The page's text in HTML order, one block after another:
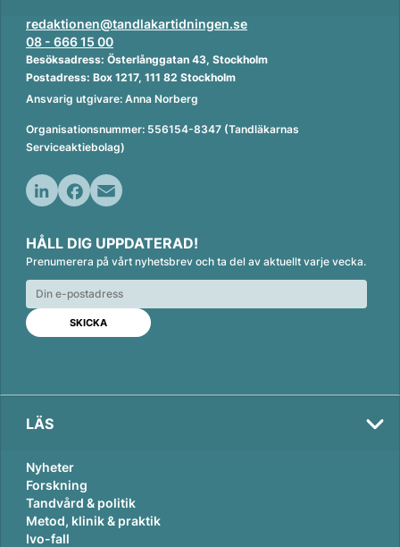
redaktionen@tandlakartidningen.se
08 - 666 15 00
Besöksadress: Österlånggatan 43, Stockholm
Postadress: Box 1217, 111 82 Stockholm
Ansvarig utgivare: Anna Norberg
Organisationsnummer: 556154-8347 (Tandläkarnas
Serviceaktiebolag)
n
k
e
d
n
c
e
b
o
o
k
a
i
l
HÅLL DIG UPPDATERAD!
Prenumerera på vårt nyhetsbrev och ta del av aktuellt varje vecka.
LÄS
Nyheter
Forskning
Tandvård & politik
Metod, klinik & praktik
Ivo-fall